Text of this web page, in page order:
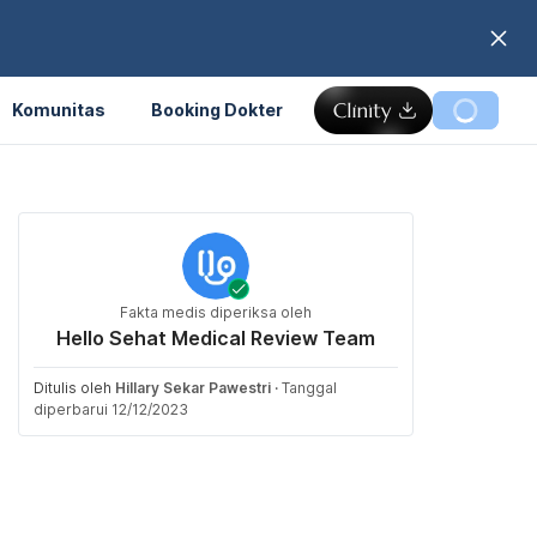
Komunitas Booking Dokter
Fakta medis diperiksa oleh
Hello Sehat Medical Review Team
Ditulis oleh Hillary Sekar Pawestri · Tanggal
diperbarui 12/12/2023